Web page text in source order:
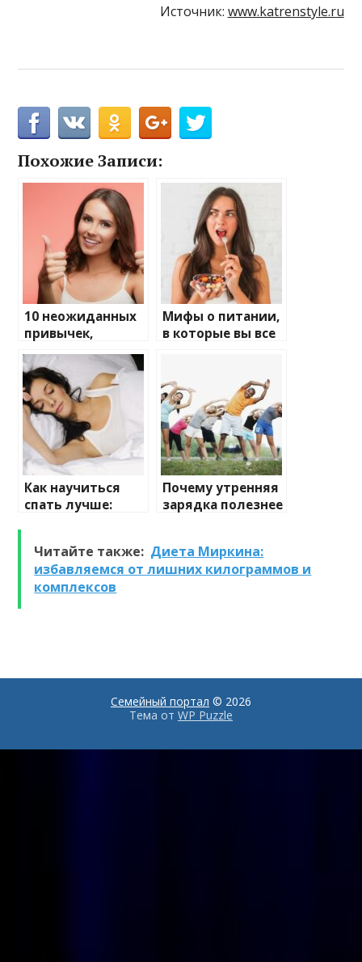
Источник: www.katrenstyle.ru
Похожие Записи:
10 неожиданных
привычек,
которые
улучшают
здоровье
Мифы о питании,
в которые вы все
Как научиться
спать лучше:
Почему утренняя
зарядка полезнее
Читайте также: Диета Миркина:
избавляемся от лишних килограммов и
комплексов
Семейный портал © 2026
Тема от WP Puzzle